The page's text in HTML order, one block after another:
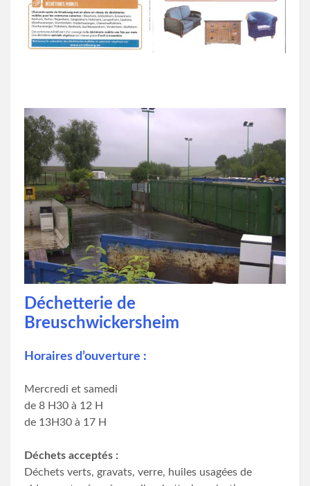
Déchetterie de
Breuschwickersheim
Horaires d’ouverture :
Mercredi et samedi
de 8 H30 à 12 H
de 13H30 à 17 H
Déchets acceptés :
Déchets verts, gravats, verre, huiles usagées de